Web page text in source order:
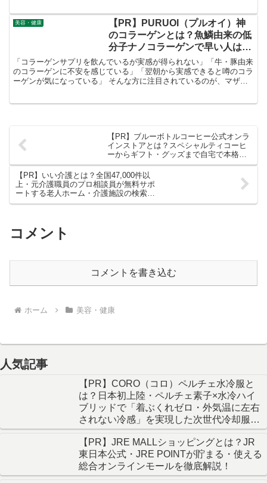
美容・健康
【PR】PURUOI（プルオイ）神
のコラーゲンとは？魚鱗由来の低
分子ナノコラーゲンで早い人は翌
朝からプルプル肌を実感！徹底解
説！
「コラーゲンサプリを飲んでいるが実感が得られない」「牛・豚由来
のコラーゲンに不安を感じている」「翌朝から実感できると噂のコラ
ーゲンが気になっている」 そんな方に注目されているのが、マザー
【PR】ブルーボトルコーヒー公式オンラ
インストアとは？スペシャルティコーヒ
ーからギフト・グッズまで自宅で本格体
験できる公式通販を徹底解説！
【PR】いい介護とは？全国47,000件以
上・元介護職員のプロ相談員が無料サポ
ートする老人ホーム・介護施設の検索サ
ービスを徹底解説！
コメント
コメントを書き込む
ホーム 美容・健康
人気記事
【PR】CORO（コロ）ペルチェ水冷服と
は？日本初上陸・ペルチェ素子×水冷ハイ
ブリッドで「着ぶくれゼロ・外気温に左右
されない冷感」を実現した次世代冷却服を
徹底解説！
【PR】JRE MALLショッピングとは？JR
東日本公式・JRE POINTが貯まる・使える
総合オンラインモールを徹底解説！